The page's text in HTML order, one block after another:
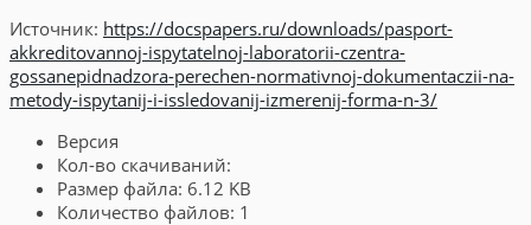
Источник: https://docspapers.ru/downloads/pasport-
akkreditovannoj-ispytatelnoj-laboratorii-czentra-
gossanepidnadzora-perechen-normativnoj-dokumentaczii-na-
metody-ispytanij-i-issledovanij-izmerenij-forma-n-3/
Версия
Кол-во скачиваний:
Размер файла: 6.12 KB
Количество файлов: 1